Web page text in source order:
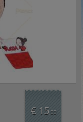
€ 15,00